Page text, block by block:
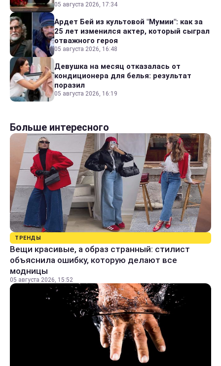
05 августа 2026, 17:34
Ардет Бей из культовой "Мумии": как за
25 лет изменился актер, который сыграл
отважного героя
05 августа 2026, 16:48
Девушка на месяц отказалась от
кондиционера для белья: результат
поразил
05 августа 2026, 16:19
Больше интересного
ТРЕНДЫ
Вещи красивые, а образ странный: стилист
объяснила ошибку, которую делают все
модницы
05 августа 2026, 15:52